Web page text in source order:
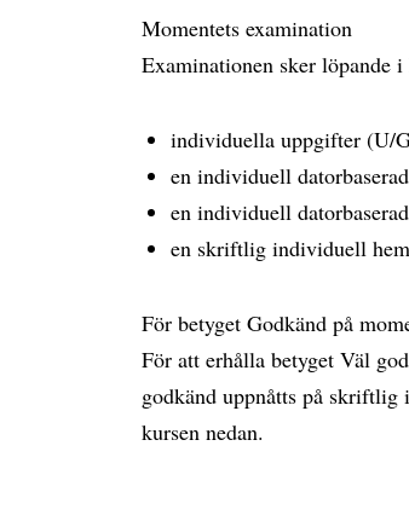
Momentets examination
Examinationen sker löpande
individuella uppgifter (U/
en individuell
en individuell
en skriftlig individuell
För betyget Godkänd på
För att erhålla betyget Väl
godkänd uppnåtts på skriftlig
kursen nedan.